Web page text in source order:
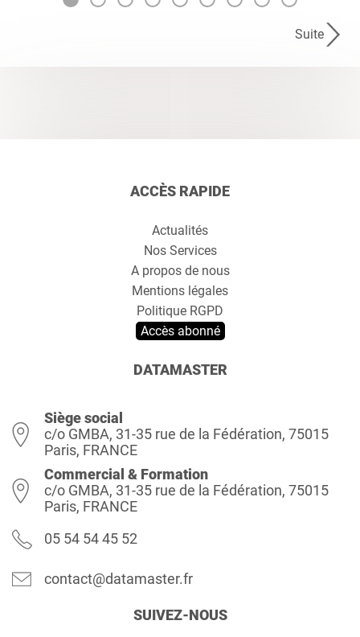
Suite
ACCÈS RAPIDE
Actualités
Nos Services
A propos de nous
Mentions légales
Politique RGPD
Accès abonné
DATAMASTER
Siège social
c/o GMBA, 31-35 rue de la Fédération, 75015
Paris, FRANCE
Commercial & Formation
c/o GMBA, 31-35 rue de la Fédération, 75015
Paris, FRANCE
05 54 54 45 52
contact@datamaster.fr
SUIVEZ-NOUS